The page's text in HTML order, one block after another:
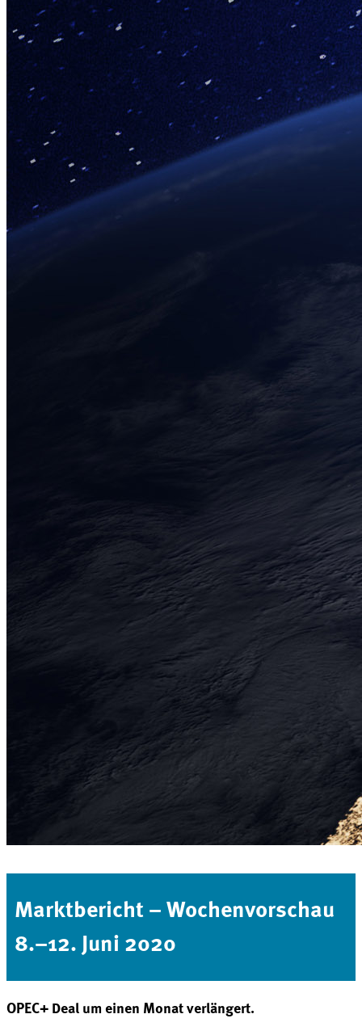
Marktbericht – Wochenvorschau
8.–12. Juni 2020
OPEC+ Deal um einen Monat verlängert.